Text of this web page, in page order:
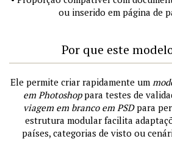
ou inserido em página de
Por que este
Ele permite criar rapidamente um
em Photoshoppara testes de
viagem em branco em PSDpara
estrutura modular facilita
países, categorias de visto ou